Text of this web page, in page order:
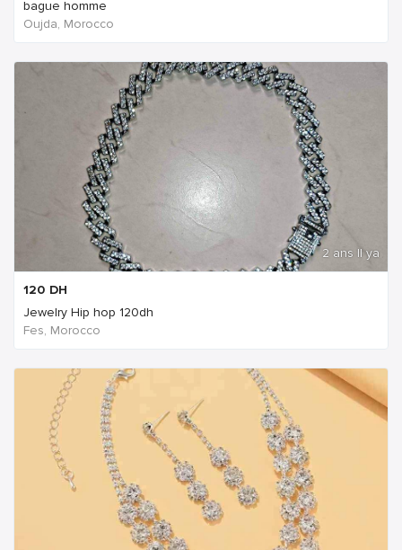
bague homme
Oujda, Morocco
2 ans Il ya
120 DH
Jewelry Hip hop 120dh
Fes, Morocco